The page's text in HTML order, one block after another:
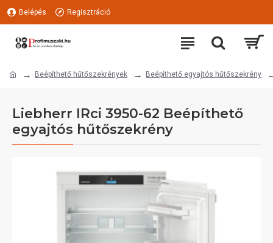
Belépés Regisztráció
Beépíthető hűtőszekrények Beépíthető egyajtós hűtőszekrény
Liebherr IRci 3950-62 Beépíthető
egyajtós hűtőszekrény